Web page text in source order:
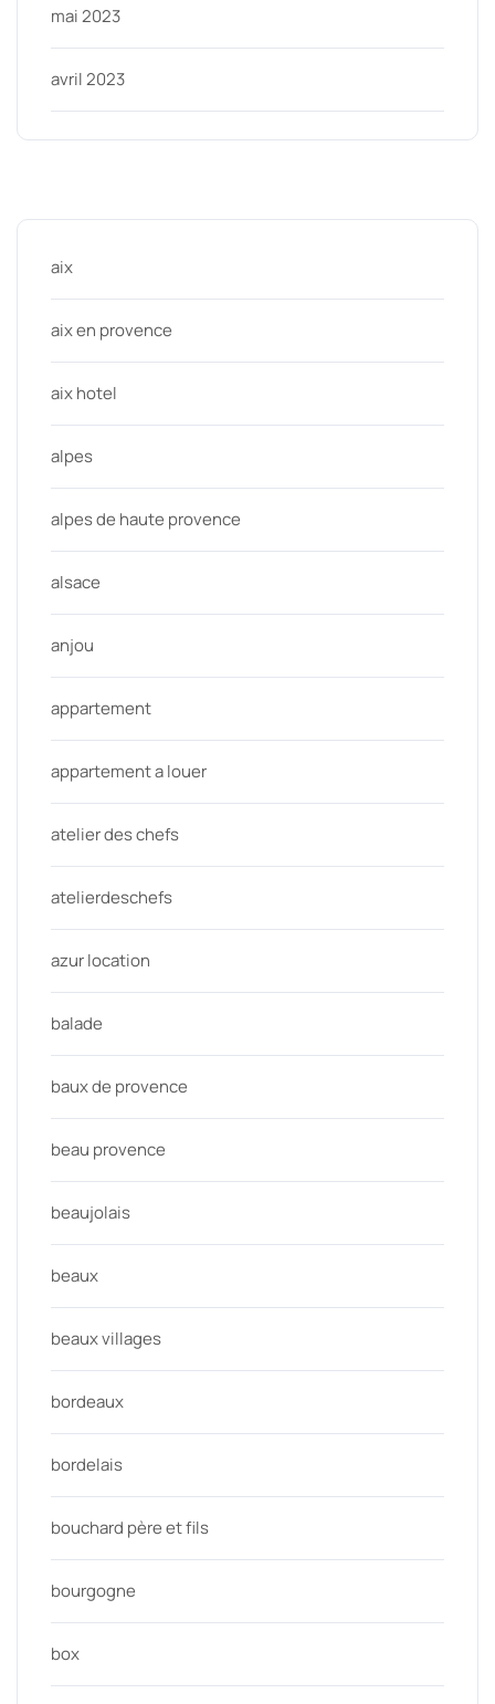
mai 2023
avril 2023
aix
aix en provence
aix hotel
alpes
alpes de haute provence
alsace
anjou
appartement
appartement a louer
atelier des chefs
atelierdeschefs
azur location
balade
baux de provence
beau provence
beaujolais
beaux
beaux villages
bordeaux
bordelais
bouchard père et fils
bourgogne
box